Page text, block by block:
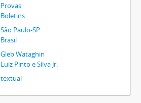
Provas
Boletins
São Paulo-SP
Brasil
Gleb Wataghin
Luiz Pinto e Silva Jr.
textual